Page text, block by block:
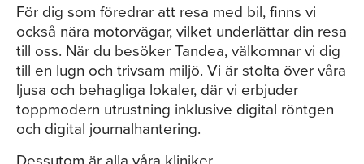
För dig som föredrar att resa med bil, finns vi
också nära motorvägar, vilket underlättar din resa
till oss. När du besöker Tandea, välkomnar vi dig
till en lugn och trivsam miljö. Vi är stolta över våra
ljusa och behagliga lokaler, där vi erbjuder
toppmodern utrustning inklusive digital röntgen
och digital journalhantering.